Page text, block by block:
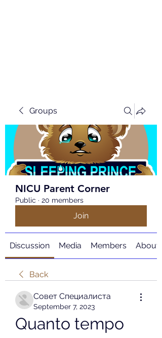
Groups
NICU Parent Corner
Public · 20 members
Join
Discussion Media Members About
Back
Совет Специалиста
September 7, 2023
Quanto tempo